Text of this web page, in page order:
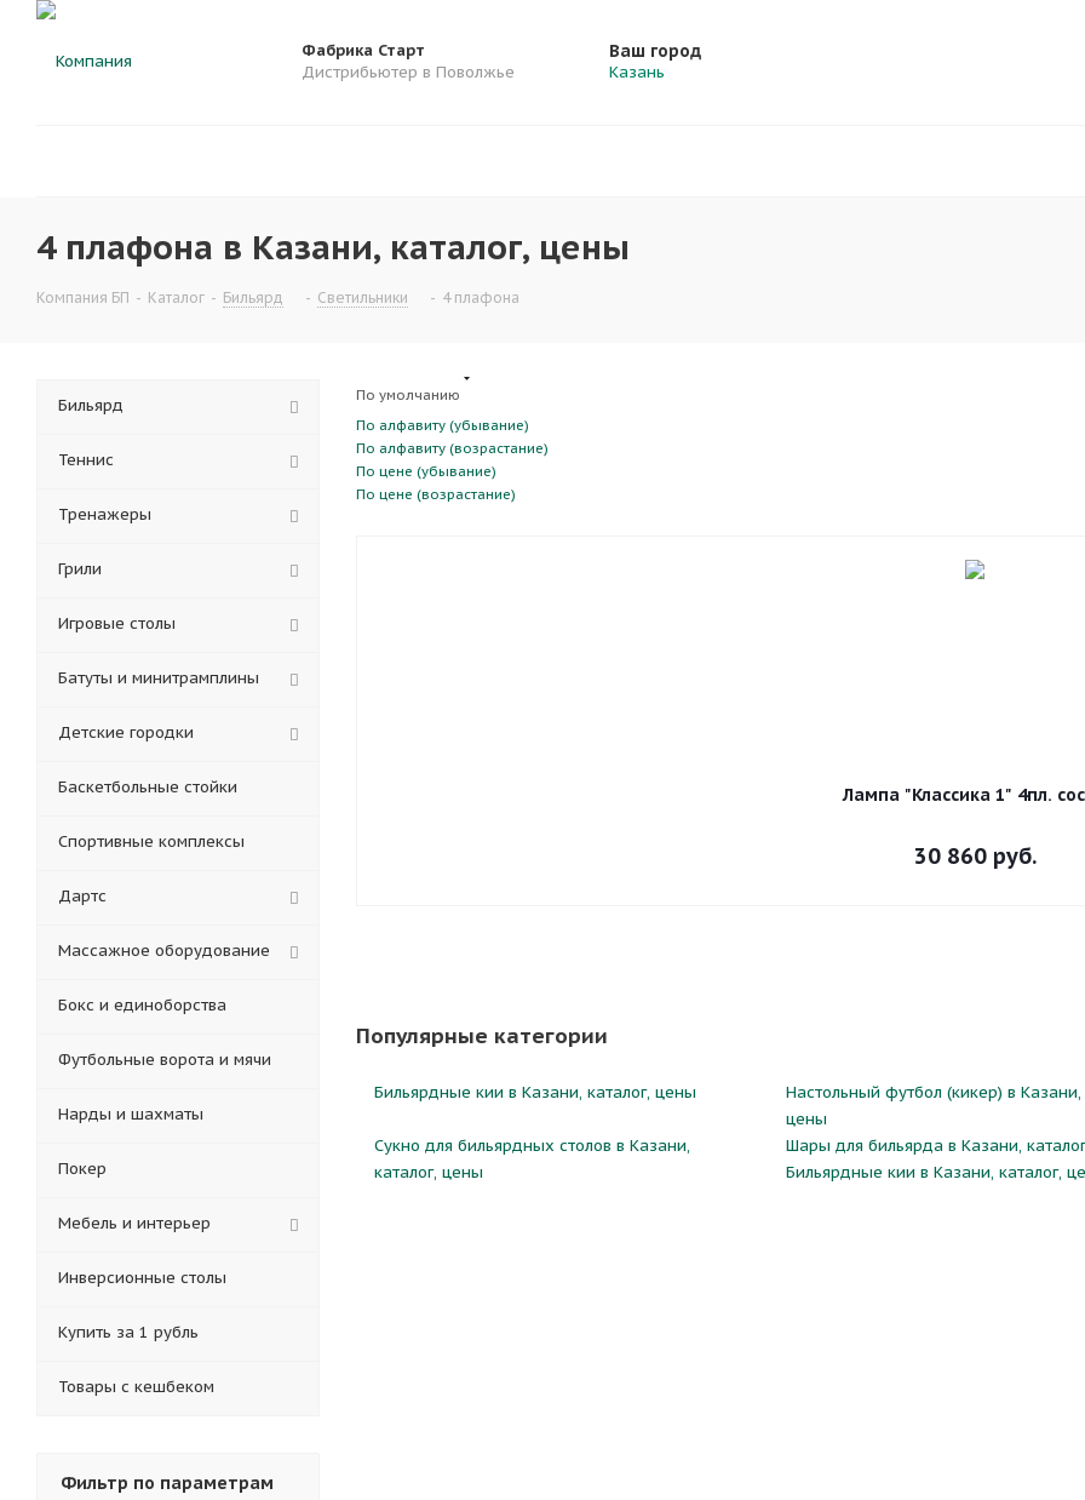
Фабрика Старт
Дистрибьютер в Поволжье
Ваш город
Казань
4 плафона в Казани, каталог, цены
Компания БП - Каталог - Бильярд - Светильники - 4 плафона
По умолчанию
По алфавиту (убывание)
По алфавиту (возрастание)
По цене (убывание)
По цене (возрастание)
Лампа "Классика 1" 4пл.
30 860руб.
Популярные категории
Бильярдные кии в Казани, каталог, цены
Настольный футбол (кикер) в Казани,
цены
Сукно для бильярдных столов в Казани,
каталог, цены
Шары для бильярда в Казани,
Бильярдные кии в Казани, каталог,
Бильярд
Теннис
Тренажеры
Грили
Игровые столы
Батуты и минитрамплины
Детские городки
Баскетбольные стойки
Спортивные комплексы
Дартс
Массажное оборудование
Бокс и единоборства
Футбольные ворота и мячи
Нарды и шахматы
Покер
Мебель и интерьер
Инверсионные столы
Купить за 1 рубль
Товары с кешбеком
Фильтр по параметрам